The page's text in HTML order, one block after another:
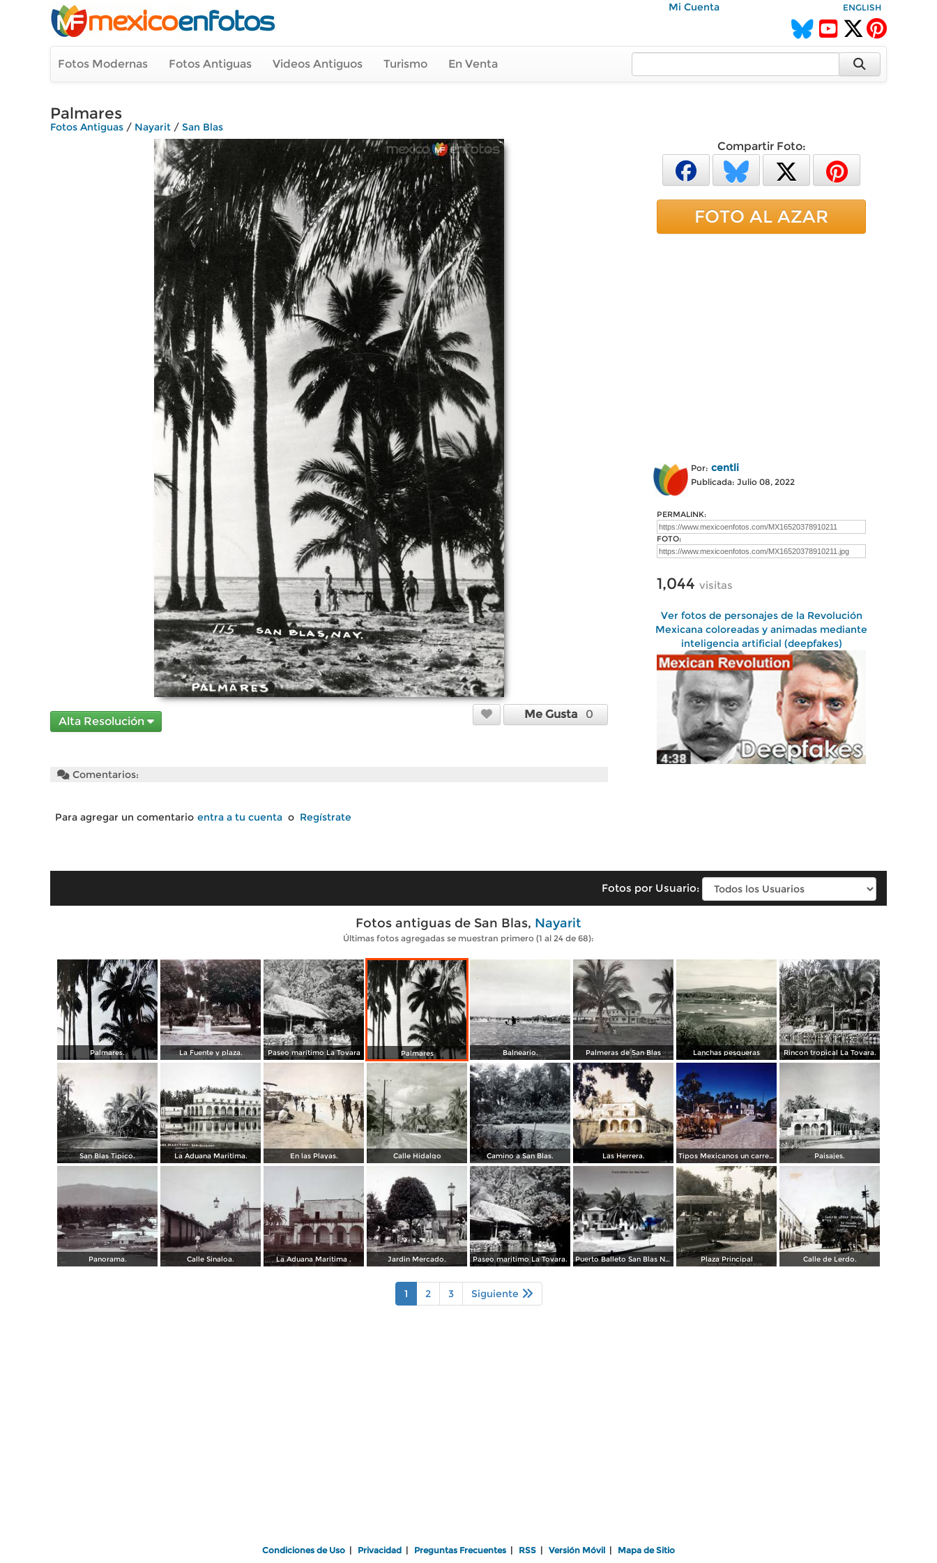
Mi Cuenta ENGLISH
Fotos Modernas Fotos Antiguas Videos Antiguos Turismo En Venta
Palmares
Fotos Antiguas / Nayarit / San Blas
Alta Resolución
Me Gusta 0
Comentarios:
Para agregar un comentario entra a tu cuenta o Regístrate
Compartir Foto:
FOTO AL AZAR
Por: centli
Publicada: Julio 08, 2022
PERMALINK:
FOTO:
1,044 visitas
Ver fotos de personajes de la Revolución
Mexicana coloreadas y animadas mediante
inteligencia artificial (deepfakes)
Fotos por Usuario:
Fotos antiguas de San Blas, Nayarit
Últimas fotos agregadas se muestran primero (1 al 24 de 68):
Palmares. La Fuente y plaza. Paseo marítimo La Tovara Palmares Balneario. Palmeras de San Blas Lanchas pesqueras Rincon tropical La Tovara.
San Blas Tipico. La Aduana Maritima. En las Playas. Calle Hidalgo Camino a San Blas. Las Herrera. Tipos Mexicanos un carretero de San Blas, Nayarit. Paisajes.
Panorama. Calle Sinaloa. La Aduana Maritima . Jardin Mercado. Paseo maritimo La Tovara. Puerto Balleto San Blas Nayarit. Plaza Principal Calle de Lerdo.
1 2 3 Siguiente
Condiciones de Uso Privacidad Preguntas Frecuentes RSS Versión Móvil Mapa de Sitio